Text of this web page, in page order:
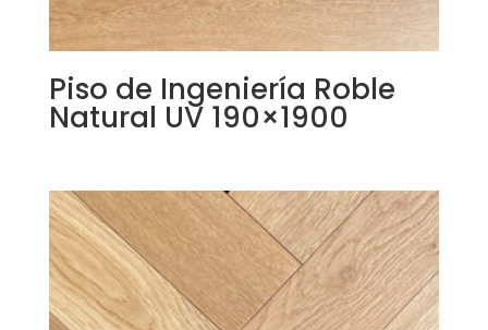
Piso de Ingeniería Roble
Natural UV 190×1900